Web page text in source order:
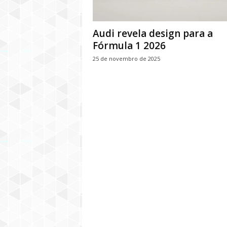
Audi revela design para a
Fórmula 1 2026
25 de novembro de 2025